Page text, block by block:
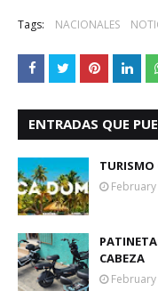
Tags: NACIONALES
ENTRADAS QUE
TURISMO
CABEZA